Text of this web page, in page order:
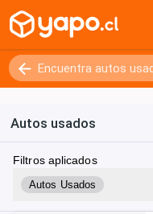
Autos usados
Filtros aplicados
Autos Usados